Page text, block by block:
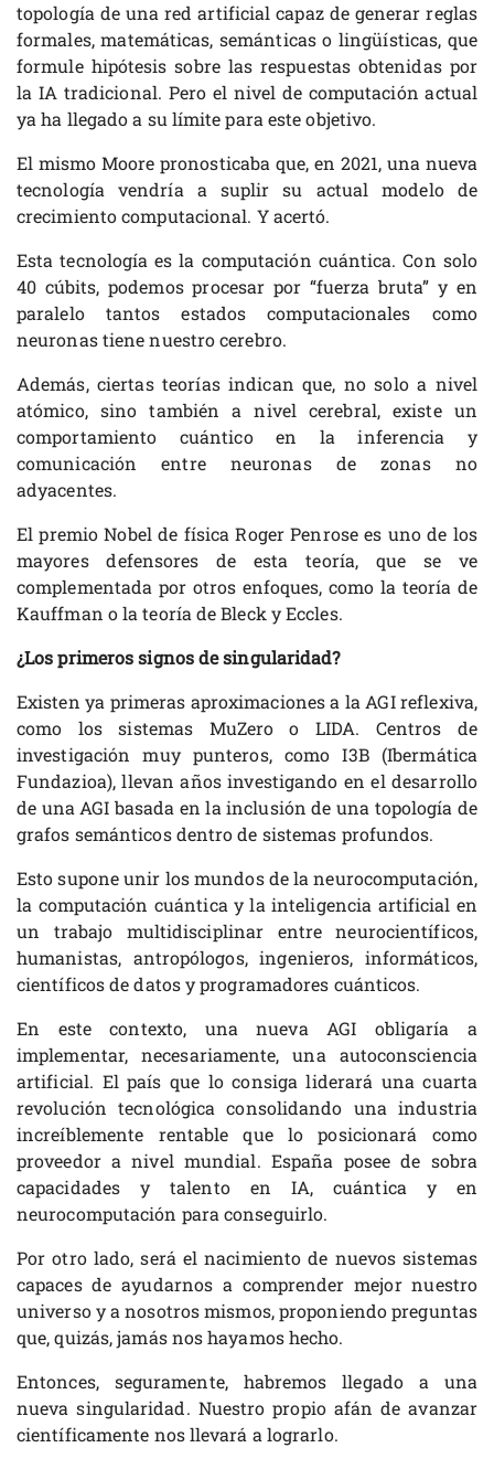
topología de una red artificial capaz de generar reglas
formales, matemáticas, semánticas o lingüísticas, que
formule hipótesis sobre las respuestas obtenidas por
la IA tradicional. Pero el nivel de computación actual
ya ha llegado a su límite para este objetivo.
El mismo Moore pronosticaba que, en 2021, una nueva
tecnología vendría a suplir su actual modelo de
crecimiento computacional. Y acertó.
Esta tecnología es la computación cuántica. Con solo
40 cúbits, podemos procesar por “fuerza bruta” y en
paralelo tantos estados computacionales como
neuronas tiene nuestro cerebro.
Además, ciertas teorías indican que, no solo a nivel
atómico, sino también a nivel cerebral, existe un
comportamiento cuántico en la inferencia y
comunicación entre neuronas de zonas no
adyacentes.
El premio Nobel de física Roger Penrose es uno de los
mayores defensores de esta teoría, que se ve
complementada por otros enfoques, como la teoría de
Kauffman o la teoría de Bleck y Eccles.
¿Los primeros signos de singularidad?
Existen ya primeras aproximaciones a la AGI reflexiva,
como los sistemas MuZero o LIDA. Centros de
investigación muy punteros, como I3B (Ibermática
Fundazioa), llevan años investigando en el desarrollo
de una AGI basada en la inclusión de una topología de
grafos semánticos dentro de sistemas profundos.
Esto supone unir los mundos de la neurocomputación,
la computación cuántica y la inteligencia artificial en
un trabajo multidisciplinar entre neurocientíficos,
humanistas, antropólogos, ingenieros, informáticos,
científicos de datos y programadores cuánticos.
En este contexto, una nueva AGI obligaría a
implementar, necesariamente, una autoconsciencia
artificial. El país que lo consiga liderará una cuarta
revolución tecnológica consolidando una industria
increíblemente rentable que lo posicionará como
proveedor a nivel mundial. España posee de sobra
capacidades y talento en IA, cuántica y en
neurocomputación para conseguirlo.
Por otro lado, será el nacimiento de nuevos sistemas
capaces de ayudarnos a comprender mejor nuestro
universo y a nosotros mismos, proponiendo preguntas
que, quizás, jamás nos hayamos hecho.
Entonces, seguramente, habremos llegado a una
nueva singularidad. Nuestro propio afán de avanzar
científicamente nos llevará a lograrlo.